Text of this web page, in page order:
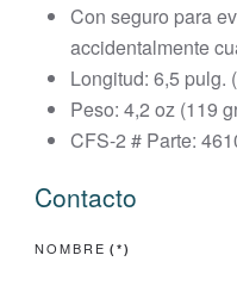
Con seguro para
accidentalmente
Longitud: 6,5 pulg.
Peso: 4,2 oz (119
CFS-2 # Parte:
Contacto
NOMBRE (*)